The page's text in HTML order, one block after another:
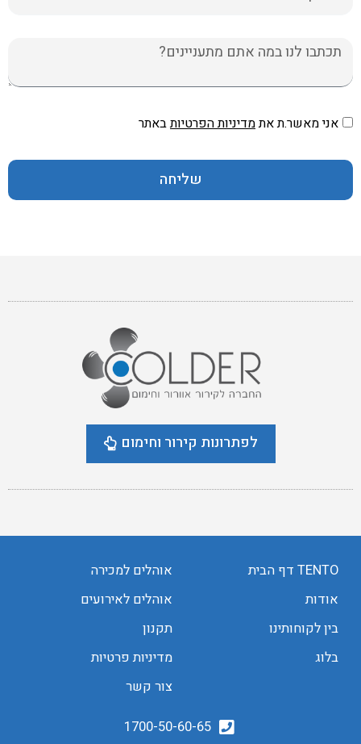
הודעה
אני מאשר.ת אתמדיניות הפרטיותבאתר
שליחה
לפתרונות קירור וחימום
TENTO דף הבית
אודות
בין לקוחותינו
בלוג
אוהלים למכירה
אוהלים לאירועים
תקנון
מדיניות פרטיות
צור קשר
1700-50-60-65